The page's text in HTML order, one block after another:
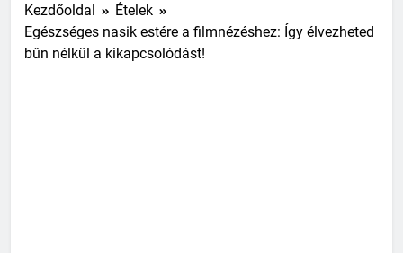
Kezdőoldal
Ételek
Egészséges nasik estére a filmnézéshez: Így élvezheted
bűn nélkül a kikapcsolódást!